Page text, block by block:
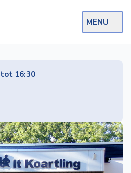
MENU
tot 16:30